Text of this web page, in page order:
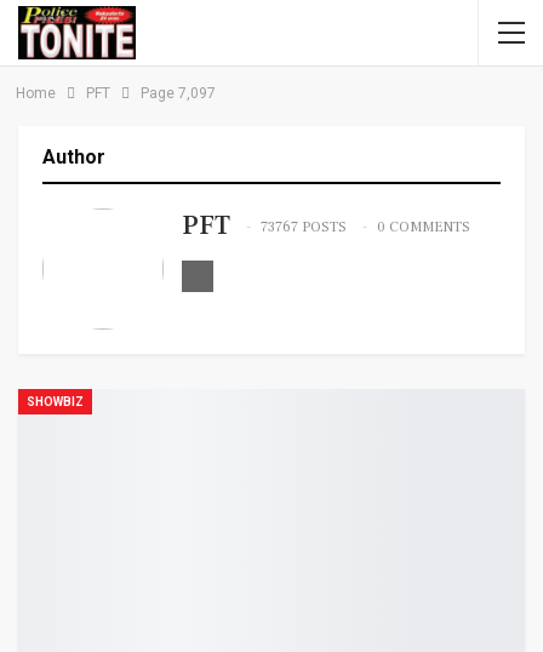
Home PFT Page 7,097
Author
PFT 73767 POSTS 0 COMMENTS
SHOWBIZ